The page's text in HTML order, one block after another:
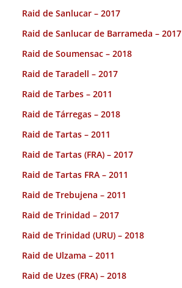
Raid de Sanlucar – 2017
Raid de Sanlucar de Barrameda – 2017
Raid de Soumensac – 2018
Raid de Taradell – 2017
Raid de Tarbes – 2011
Raid de Tárregas – 2018
Raid de Tartas – 2011
Raid de Tartas (FRA) – 2017
Raid de Tartas FRA – 2011
Raid de Trebujena – 2011
Raid de Trinidad – 2017
Raid de Trinidad (URU) – 2018
Raid de Ulzama – 2011
Raid de Uzes (FRA) – 2018